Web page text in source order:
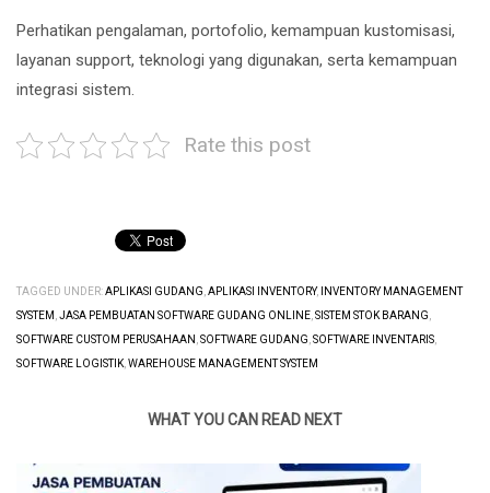
Perhatikan pengalaman, portofolio, kemampuan kustomisasi,
layanan support, teknologi yang digunakan, serta kemampuan
integrasi sistem.
Rate this post
TAGGED UNDER:APLIKASI GUDANG APLIKASI INVENTORY,
INVENTORY MANAGEMENT
SYSTEM JASA PEMBUATAN SOFTWARE GUDANG ONLINE SISTEM STOK BARANG
SOFTWARE CUSTOM PERUSAHAAN SOFTWARE GUDANG SOFTWARE INVENTARIS
SOFTWARE LOGISTIK WAREHOUSE MANAGEMENT SYSTEM
WHAT YOU CAN READ NEXT